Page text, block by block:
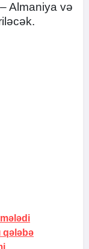
Almaniya və
qələbə